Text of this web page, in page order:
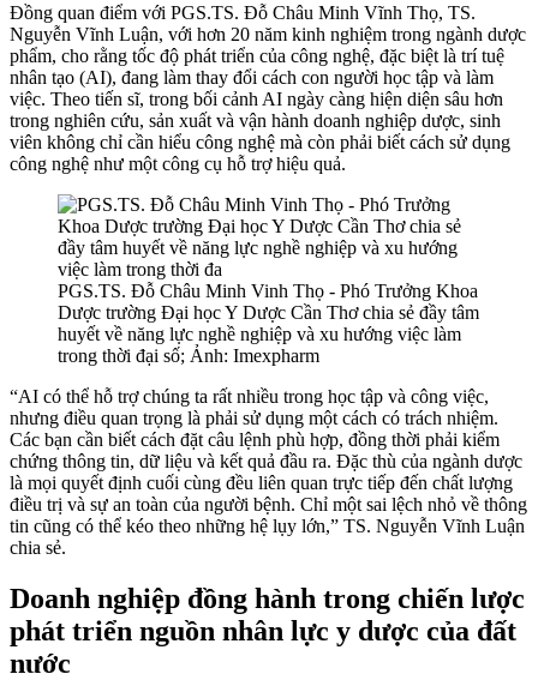
Đồng quan điểm với PGS.TS. Đỗ Châu Minh Vĩnh Thọ, TS.
Nguyễn Vĩnh Luận, với hơn 20 năm kinh nghiệm trong ngành dược
phẩm, cho rằng tốc độ phát triển của công nghệ, đặc biệt là trí tuệ
nhân tạo (AI), đang làm thay đổi cách con người học tập và làm
việc. Theo tiến sĩ, trong bối cảnh AI ngày càng hiện diện sâu hơn
trong nghiên cứu, sản xuất và vận hành doanh nghiệp dược, sinh
viên không chỉ cần hiểu công nghệ mà còn phải biết cách sử dụng
công nghệ như một công cụ hỗ trợ hiệu quả.
PGS.TS. Đỗ Châu Minh Vinh Thọ - Phó Trưởng Khoa
Dược trường Đại học Y Dược Cần Thơ chia sẻ đầy tâm
huyết về năng lực nghề nghiệp và xu hướng việc làm
trong thời đại số; Ảnh: Imexpharm
“AI có thể hỗ trợ chúng ta rất nhiều trong học tập và công việc,
nhưng điều quan trọng là phải sử dụng một cách có trách nhiệm.
Các bạn cần biết cách đặt câu lệnh phù hợp, đồng thời phải kiểm
chứng thông tin, dữ liệu và kết quả đầu ra. Đặc thù của ngành dược
là mọi quyết định cuối cùng đều liên quan trực tiếp đến chất lượng
điều trị và sự an toàn của người bệnh. Chỉ một sai lệch nhỏ về thông
tin cũng có thể kéo theo những hệ lụy lớn,” TS. Nguyễn Vĩnh Luận
chia sẻ.
Doanh nghiệp đồng hành trong chiến lược
phát triển nguồn nhân lực y dược của đất
nước